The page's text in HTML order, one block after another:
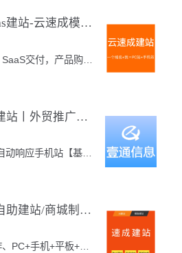
云速成建站-云速成Saas建站-云速成模板建站-智能建站
云速成建站自助建站产品，SaaS交付，产品购买后自助开通！购买后查看订单：https://market.console.aliyun.com拥有自研“免登”对接，即使忘记账号密码也不怕。无需代码，修改文字和图片即可建站，标配阿里云空间无需另购服务器，含千套模板，覆盖125个行业，可随意切换。
【限时热销】H5自助建站丨外贸推广营销网站建设丨中小企业官网定制展示
云·速成美站丨模板建站丨自动响应手机站【基础版】专为小白用户打造。香港、国内、美国服务器自由选择；免费模版均不设限.；智能AI生成页面TDK及SEO优化功能，提升谷歌等搜索引擎可见度；多语言切换功能及可选翻译服务。
速成美站(四合一)/H5自助建站/商城制作/企业官网/操作简单，功能强大/响应式网站建设
千套模板切换、可视化操作、PC+手机+平板+微信公众号，低成本快速建站！【自助建站】多模响应式网站：1.自适应浏览器，电脑+平板+手机+微信 2.全站可视化编辑操作，操作简单，功能强大 3.标配云服务器，cdn全球节点加速访问，配置ssl(https)功能，安全稳定快速 4.符合搜索引擎收录机制，企业网站建设，营销型网站；高效建站一次性收费。